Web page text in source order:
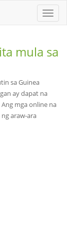
Toggle
mula sa
sa Guinea
ay dapat na
mga online na
araw-ara